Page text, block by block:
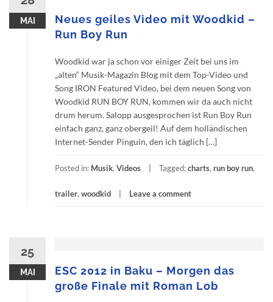
MAI
Neues geiles Video mit Woodkid –
Run Boy Run
Woodkid war ja schon vor einiger Zeit bei uns im
„alten“ Musik-Magazin Blog mit dem Top-Video und
Song IRON Featured Video, bei dem neuen Song von
Woodkid RUN BOY RUN, kommen wir da auch nicht
drum herum. Salopp ausgesprochen ist Run Boy Run
einfach ganz, ganz obergeil! Auf dem holländischen
Internet-Sender Pinguin, den ich täglich […]
Posted in: Musik, Videos Tagged:charts, run boy run,
trailer, woodkid Leave a comment
25
MAI
ESC 2012 in Baku – Morgen das
große Finale mit Roman Lob